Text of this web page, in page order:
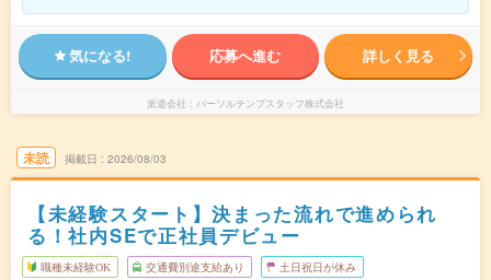
気になる! 応募へ進む 詳しく見る
派遣会社 パーソルテンプスタッフ株式会社
未読 掲載日 2026/08/03
【未経験スタート】決まった流れで進められ
る！社内SEで正社員デビュー
職種未経験OK 交通費別途支給あり 土日祝日が休み